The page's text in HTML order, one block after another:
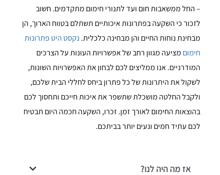
– החל ממשאבות חום ועד לתנורי חימום מתקדמים. חשוב
לזכור כי השקעה בפתרונות איכותיים תשתלם בטווח הארוך, הן
מבחינת נוחות החיים והן מבחינה כלכלית. נקסט היט פתרונות
חימום מציעה מגוון רחב של אפשרויות העונות על הצרכים
המודרניים. אנו ממליצים לכם לבחון את האפשרויות השונות,
לשקול את היתרונות של כל פתרון ביחס לחללי הבית שלכם,
ולקבל החלטה מושכלת שתשפר את איכות חייכם ותחסוך לכם
בהוצאות החימום לאורך זמן. זכרו, השקעה חכמה היום תבטיח
לכם עתיד חמים ונעים יותר בביתכם.
אז מה היה לנו?